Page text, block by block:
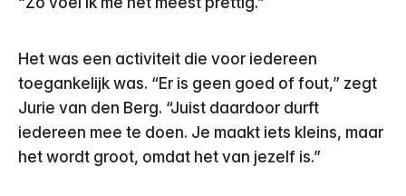
Het was een activiteit die voor iedereen
toegankelijk was. “Er is geen goed of fout,” zegt
Jurie van den Berg. “Juist daardoor durft
iedereen mee te doen. Je maakt iets kleins, maar
het wordt groot, omdat het van jezelf is.”